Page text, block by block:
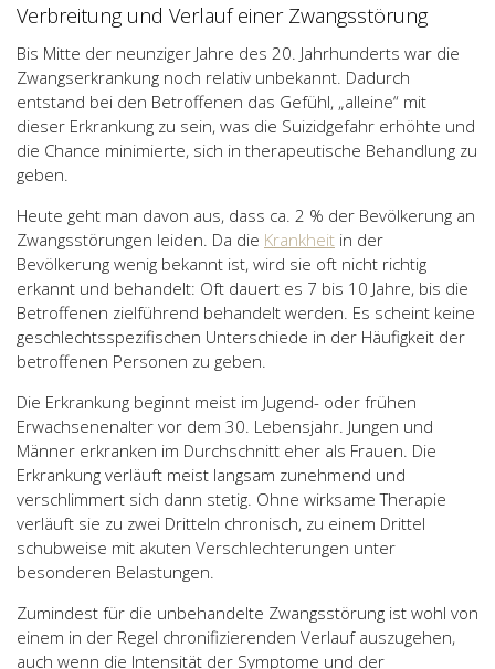
Verbreitung und Verlauf einer Zwangsstörung
Bis Mitte der neunziger Jahre des 20. Jahrhunderts war die
Zwangserkrankung noch relativ unbekannt. Dadurch
entstand bei den Betroffenen das Gefühl, „alleine“ mit
dieser Erkrankung zu sein, was die Suizidgefahr erhöhte und
die Chance minimierte, sich in therapeutische Behandlung zu
geben.
Heute geht man davon aus, dass ca. 2 % der Bevölkerung an
Zwangsstörungen leiden. Da die Krankheit in der
Bevölkerung wenig bekannt ist, wird sie oft nicht richtig
erkannt und behandelt: Oft dauert es 7 bis 10 Jahre, bis die
Betroffenen zielführend behandelt werden. Es scheint keine
geschlechtsspezifischen Unterschiede in der Häufigkeit der
betroffenen Personen zu geben.
Die Erkrankung beginnt meist im Jugend- oder frühen
Erwachsenenalter vor dem 30. Lebensjahr. Jungen und
Männer erkranken im Durchschnitt eher als Frauen. Die
Erkrankung verläuft meist langsam zunehmend und
verschlimmert sich dann stetig. Ohne wirksame Therapie
verläuft sie zu zwei Dritteln chronisch, zu einem Drittel
schubweise mit akuten Verschlechterungen unter
besonderen Belastungen.
Zumindest für die unbehandelte Zwangsstörung ist wohl von
einem in der Regel chronifizierenden Verlauf auszugehen,
auch wenn die Intensität der Symptome und der